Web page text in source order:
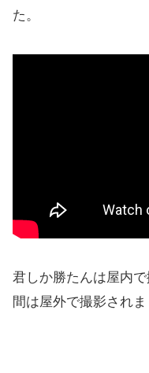
た。
君しか勝たんは屋内
間は屋外で撮影されま